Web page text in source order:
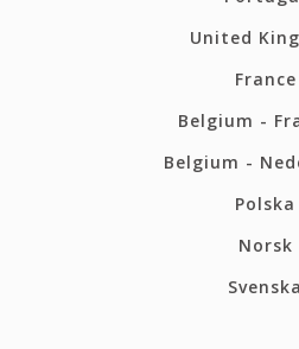
United
France
Belgium -
Belgium -
Polska
Norsk
Svenska